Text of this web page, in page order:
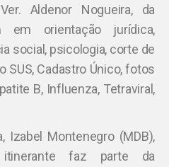
Aldenor Nogueira, da
em orientação jurídica,
social, psicologia, corte de
SUS, Cadastro Único, fotos
B, Influenza, Tetraviral,
Izabel Montenegro (MDB),
faz parte da